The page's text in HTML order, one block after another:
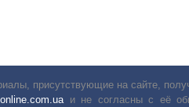
присутствующие на сайте,
и не согласны с её